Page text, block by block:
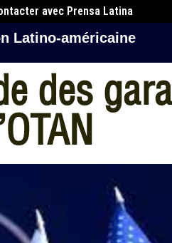
avec Prensa Latina
Latino-américaine
des